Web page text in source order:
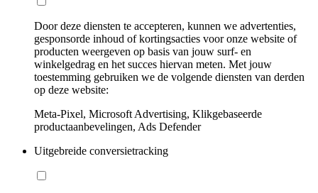
Door deze diensten te accepteren, kunnen we advertenties,
gesponsorde inhoud of kortingsacties voor onze website of
producten weergeven op basis van jouw surf- en
winkelgedrag en het succes hiervan meten. Met jouw
toestemming gebruiken we de volgende diensten van derden
op deze website:
Meta-Pixel, Microsoft Advertising, Klikgebaseerde
productaanbevelingen, Ads Defender
Uitgebreide conversietracking